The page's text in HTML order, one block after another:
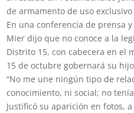
de armamento de uso
En una conferencia de prensa
Mier dijo que no conoce a la
Distrito 15, con cabecera en el
15 de octubre gobernará su
“No me une ningún tipo de
conocimiento, ni social; no
Justificó su aparición en fotos,